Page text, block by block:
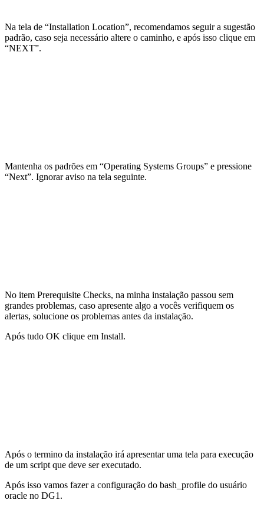
Na tela de “Installation Location”, recomendamos seguir a sugestão
padrão, caso seja necessário altere o caminho, e após isso clique em
“NEXT”.
Mantenha os padrões em “Operating Systems Groups” e pressione
“Next”. Ignorar aviso na tela seguinte.
No item Prerequisite Checks, na minha instalação passou sem
grandes problemas, caso apresente algo a vocês verifiquem os
alertas, solucione os problemas antes da instalação.
Após tudo OK clique em Install.
Após o termino da instalação irá apresentar uma tela para execução
de um script que deve ser executado.
Após isso vamos fazer a configuração do bash_profile do usuário
oracle no DG1.